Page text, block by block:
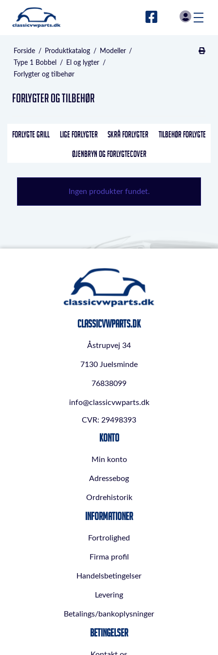
Forside / Produktkatalog / Modeller /
Type 1 Bobbel
/ El og lygter /
Forlygter og tilbehør
Forlygter og tilbehør
FORLYGTE GRILL LIGE FORLYGTER SKRÅ FORLYGTER
TILBEHØR FORLYGTE
ØJENBRYN OG FORLYGTECOVER
Ingen produkter fundet.
ClassicVWParts.dk
Åstrupvej 34
7130 Juelsminde
76838099
info@classicvwparts.dk
CVR: 29498393
Konto
Min konto
Adressebog
Ordrehistorik
Informationer
Fortrolighed
Firma profil
Handelsbetingelser
Levering
Betalings/bankoplysninger
Betingelser